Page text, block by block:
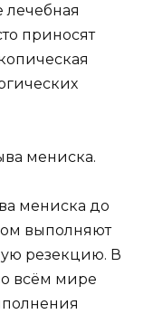
лечебная
приносят
мениска.
мениска до
выполняют
резекцию. В
всём мире